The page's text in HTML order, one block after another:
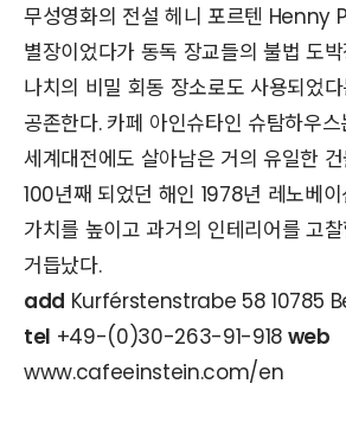
무성영화의 전설 헤니 포르텐 Henny
별장이었다가 동독 장교들의 불법 도
나치의 비밀 회동 장소로도 사용되었
공존한다. 카페 아인슈타인 슈탐하우
세계대전에도 살아남은 거의 유일한
100년째 되었던 해인 1978년 레노베
가치를 높이고 과거의 인테리어를 고
거듭났다.
add Kurférstenstrabe 58 10785
tel +49-(0)30-263-91-918 web
www.cafeeinstein.com/en